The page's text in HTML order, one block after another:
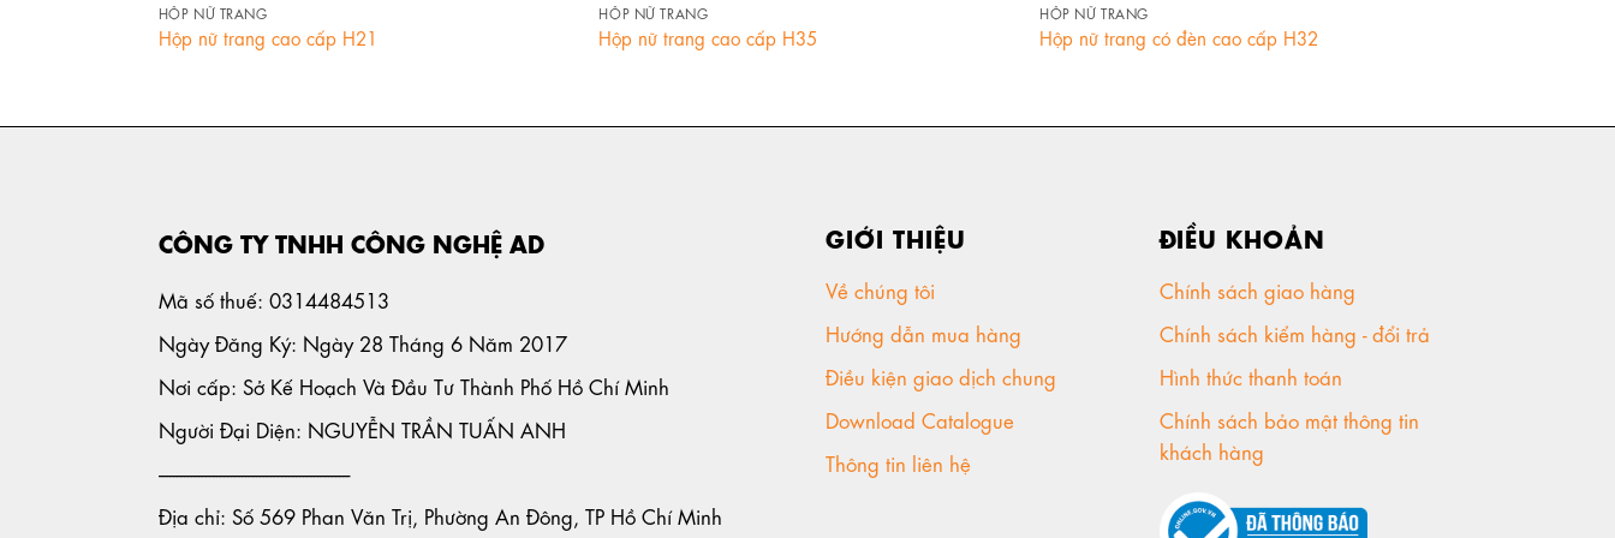
HỘP NỮ TRANG
Hộp nữ trang cao cấp H21
HỘP NỮ TRANG
Hộp nữ trang cao cấp H35
HỘP NỮ TRANG
Hộp nữ trang có đèn cao cấp H32
CÔNG TY TNHH CÔNG NGHỆ AD
Mã số thuế: 0314484513
Ngày Đăng Ký: Ngày 28 Tháng 6 Năm 2017
Nơi cấp: Sở Kế Hoạch Và Đầu Tư Thành Phố Hồ Chí Minh
Người Đại Diện: NGUYỄN TRẦN TUẤN ANH
-----------------------------------------------------
Địa chỉ: Số 569 Phan Văn Trị, Phường An Đông, TP Hồ Chí Minh
GIỚI THIỆU
Về chúng tôi
Hướng dẫn mua hàng
Điều kiện giao dịch chung
Download Catalogue
Thông tin liên hệ
ĐIỀU KHOẢN
Chính sách giao hàng
Chính sách kiểm hàng - đổi trả
Hình thức thanh toán
Chính sách bảo mật thông tin
khách hàng